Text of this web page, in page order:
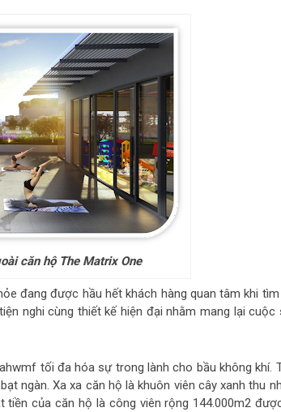
căn hộ The Matrix One
đang được hầu hết khách hàng quan tâm khi
nghi cùng thiết kế hiện đại nhằm mang lại cuộc
tối đa hóa sự trong lành cho bầu không khí.
ngàn. Xa xa căn hộ là khuôn viên cây xanh thu
của căn hộ là công viên rộng 144.000m2